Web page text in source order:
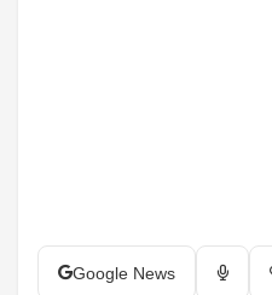
Google News